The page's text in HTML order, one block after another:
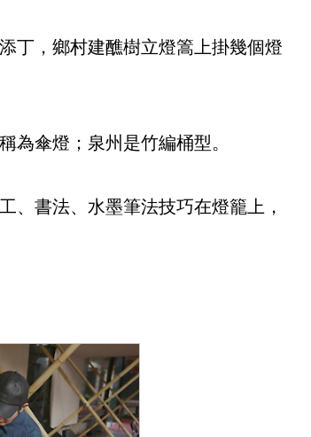
丁，鄉村建醮樹立燈篙上掛幾個燈
為傘燈；泉州是竹編桶型。
、書法、水墨筆法技巧在燈籠上，